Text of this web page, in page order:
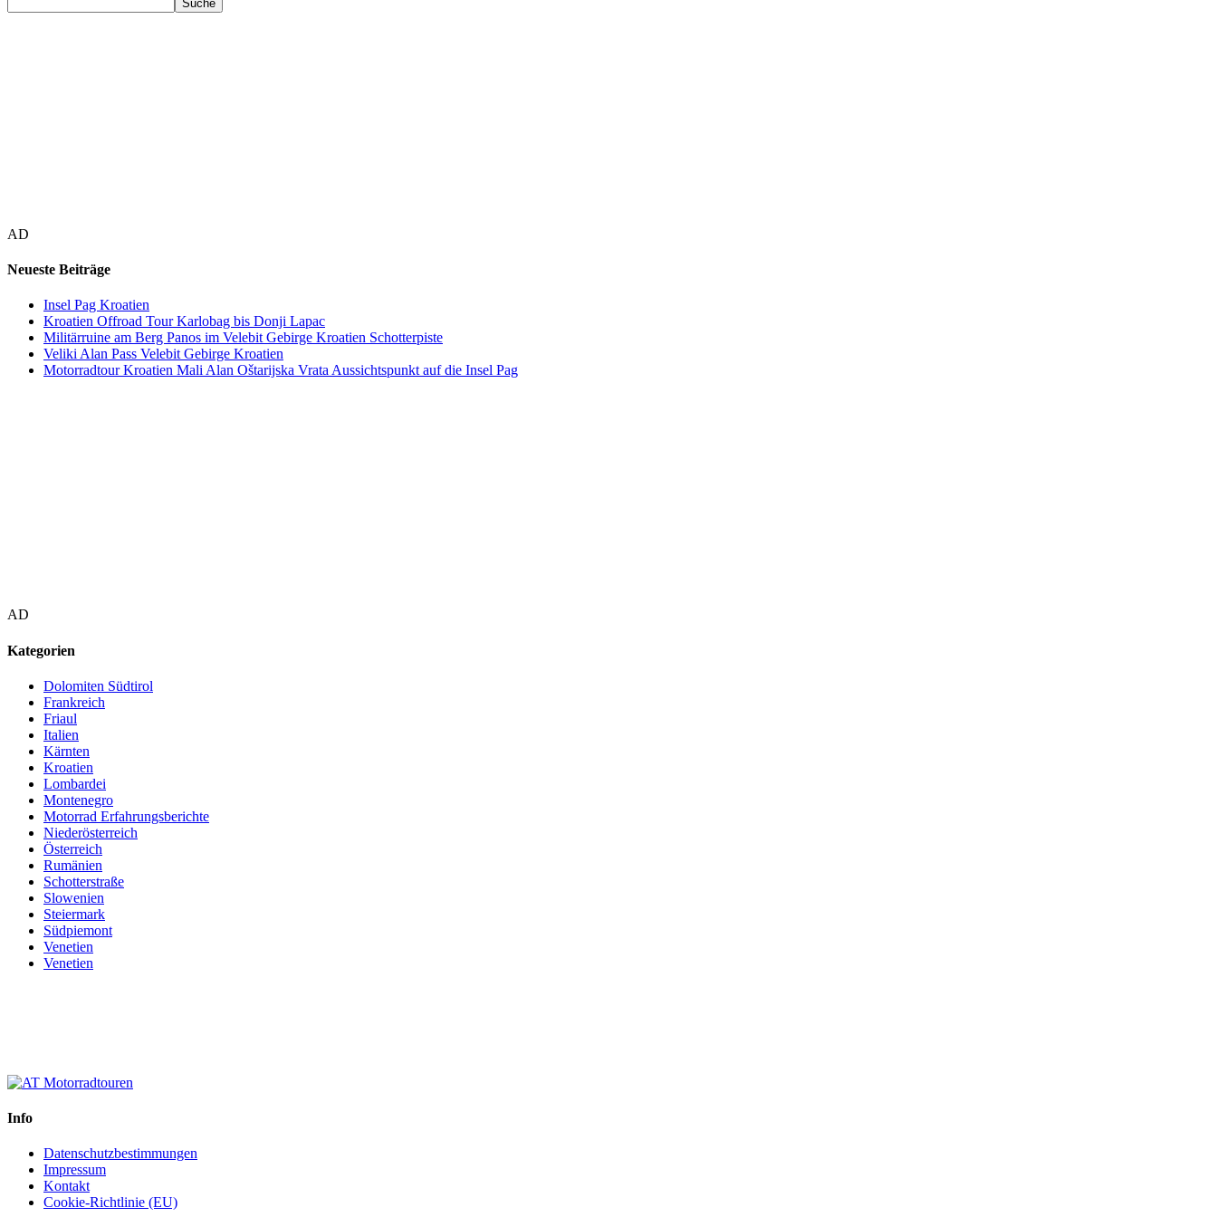
AD
Neueste Beiträge
Insel Pag Kroatien
Kroatien Offroad Tour Karlobag bis Donji Lapac
Militärruine am Berg Panos im Velebit Gebirge Kroatien Schotterpiste
Veliki Alan Pass Velebit Gebirge Kroatien
Motorradtour Kroatien Mali Alan Oštarijska Vrata Aussichtspunkt auf die Insel Pag
AD
Kategorien
Dolomiten Südtirol
Frankreich
Friaul
Italien
Kärnten
Kroatien
Lombardei
Montenegro
Motorrad Erfahrungsberichte
Niederösterreich
Österreich
Rumänien
Schotterstraße
Slowenien
Steiermark
Südpiemont
Venetien
Venetien
Info
Datenschutzbestimmungen
Impressum
Kontakt
Cookie-Richtlinie (EU)